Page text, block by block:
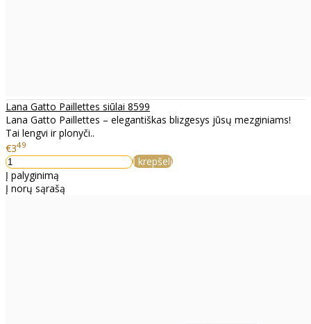
Lana Gatto Paillettes siūlai 8599
Lana Gatto Paillettes – elegantiškas blizgesys jūsų mezginiams!
Tai lengvi ir plonyči..
€349
Į krepšelį
Į palyginimą
Į norų sąrašą